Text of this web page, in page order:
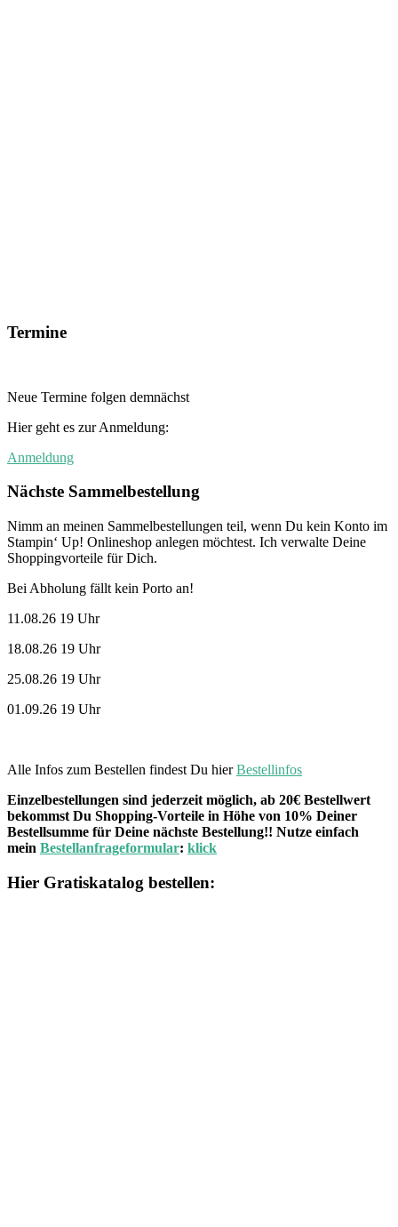
Termine
Neue Termine folgen demnächst
Hier geht es zur Anmeldung:
Anmeldung
Nächste Sammelbestellung
Nimm an meinen Sammelbestellungen teil, wenn Du kein Konto im
Stampin‘ Up! Onlineshop anlegen möchtest. Ich verwalte Deine
Shoppingvorteile für Dich.
Bei Abholung fällt kein Porto an!
11.08.26 19 Uhr
18.08.26 19 Uhr
25.08.26 19 Uhr
01.09.26 19 Uhr
Alle Infos zum Bestellen findest Du hierBestellinfos
Einzelbestellungen sind jederzeit möglich, ab 20€ Bestellwert
bekommst Du Shopping-Vorteile in Höhe von 10% Deiner
Bestellsumme für Deine nächste Bestellung!! Nutze einfach
mein Bestellanfrageformular: klick
Hier Gratiskatalog bestellen: